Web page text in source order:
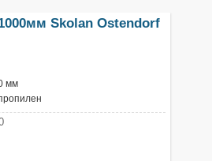
Skolan Ostendorf
мм